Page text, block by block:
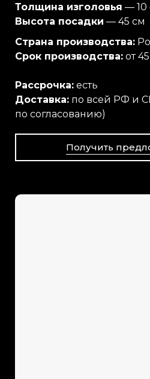
Толщина изголовья — 10
Высота посадки — 45 см
Страна производства:
Срок производства: от
Рассрочка: есть
Доставка: по всей РФ и
по согласованию)
Получить